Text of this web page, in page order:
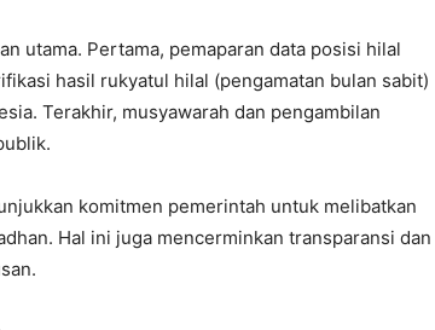
utama. Pertama, pemaparan data posisi hilal
hasil rukyatul hilal (pengamatan bulan sabit)
Terakhir, musyawarah dan pengambilan
komitmen pemerintah untuk melibatkan
Hal ini juga mencerminkan transparansi dan